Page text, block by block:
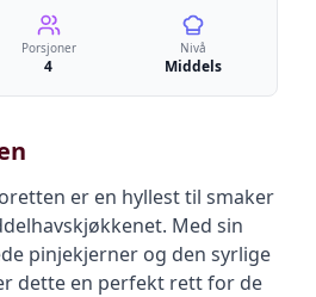
Porsjoner
4
Nivå
Middels
er en hyllest til smaker
Med sin
pinjekjerner og den syrlige
dette en perfekt rett for de